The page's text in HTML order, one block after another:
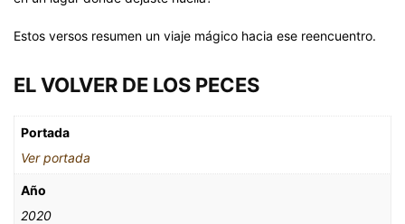
Estos versos resumen un viaje mágico hacia ese reencuentro.
EL VOLVER DE LOS PECES
Portada
Ver portada
Año
2020